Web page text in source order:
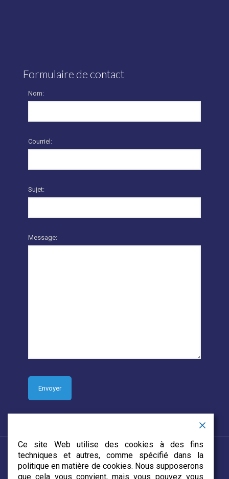
Formulaire de contact
Nom:
Courriel:
Sujet:
Message:
Ce site Web utilise des cookies à des fins
techniques et autres, comme spécifié dans la
politique en matière de cookies. Nous supposerons
que cela vous convient, mais vous pouvez vous